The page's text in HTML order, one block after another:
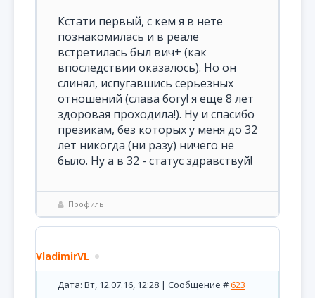
Кстати первый, с кем я в нете
познакомилась и в реале
встретилась был вич+ (как
впоследствии оказалось). Но он
слинял, испугавшись серьезных
отношений (слава богу! я еще 8 лет
здоровая проходила!). Ну и спасибо
презикам, без которых у меня до 32
лет никогда (ни разу) ничего не
было. Ну а в 32 - статус здравствуй!
Профиль
VladimirVL
Дата: Вт, 12.07.16, 12:28 | Сообщение #623